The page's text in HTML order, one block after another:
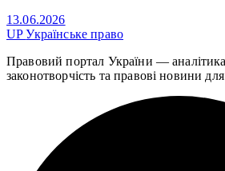
13.06.2026
UPУкраїнське право
Правовий портал України —
законотворчість та правові новини